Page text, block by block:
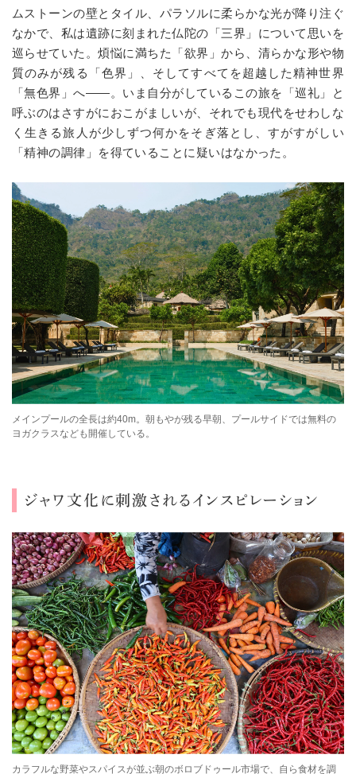
ムストーンの壁とタイル、パラソルに柔らかな光が降り注ぐ
なかで、私は遺跡に刻まれた仏陀の「三界」について思いを
巡らせていた。煩悩に満ちた「欲界」から、清らかな形や物
質のみが残る「色界」、そしてすべてを超越した精神世界
「無色界」へ——。いま自分がしているこの旅を「巡礼」と
呼ぶのはさすがにおこがましいが、それでも現代をせわしな
く生きる旅人が少しずつ何かをそぎ落とし、すがすがしい
「精神の調律」を得ていることに疑いはなかった。
メインプールの全長は約40m。朝もやが残る早朝、プールサイドでは無料の
ヨガクラスなども開催している。
ジャワ 文化に刺激されるインスピレーション
カラフルな野菜やスパイスが並ぶ朝のボロブドゥール市場で、自ら食材を調